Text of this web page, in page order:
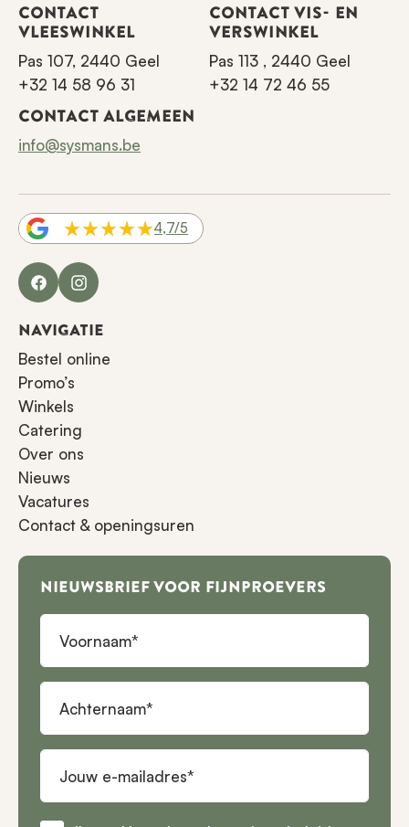
CONTACT
VLEESWINKEL
Pas 107, 2440 Geel
+32 14 58 96 31
CONTACT VIS- EN
VERSWINKEL
Pas 113 , 2440 Geel
+32 14 72 46 55
CONTACT ALGEMEEN
info@sysmans.be
4,7/5
FacebookInstagram
NAVIGATIE
Bestel online
Promo’s
Winkels
Catering
Over ons
Nieuws
Vacatures
Contact & openingsuren
NIEUWSBRIEF VOOR FIJNPROEVERS
Voornaam
Achternaam
Jouw e-mailadres